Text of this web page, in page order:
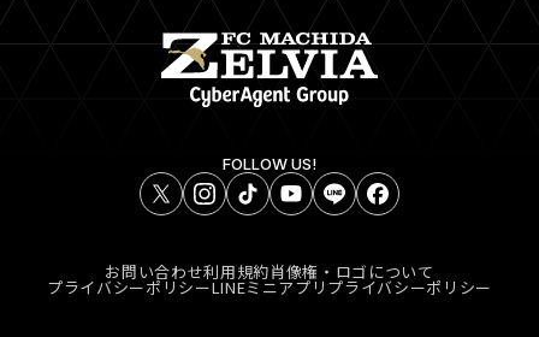
FOLLOW US!
お問い合わせ利用規約肖像権・ロゴについて
プライバシーポリシーLINEミニアプリプライバシーポリシー